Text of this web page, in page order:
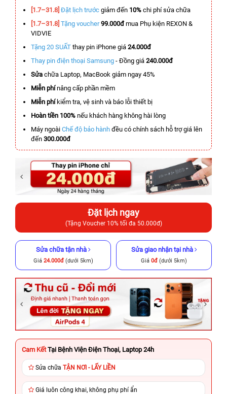
[1.7–31.8] Đặt lịch trước giảm đến 10% chi phí sửa chữa
[1.7–31.8] Tặng voucher 99.000đmua Phụ kiện REXON &
VIDVIE
Tặng 20 SUẤT thay pin iPhone giá 24.000đ
Thay pin điện thoại Samsung - Đồng giá 240.000đ
Sửa chữa Laptop, MacBook giảm ngay 45%
Miễn phínâng cấp phần mềm
Miễn phíkiểm tra, vệ sinh và báo lỗi thiết bị
Hoàn tiền 100% nếu khách hàng không hài lòng
Máy ngoài Chế độ bảo hành đều có chính sách hỗ trợ giá lên
đến 300.000đ
Đặt lịch ngay
(Tặng Voucher 10% tối đa 50.000đ)
Sửa chữa tận nhà
Giá 24.000đ(dưới 5km)
Sửa giao nhận tại nhà
Giá 0đ (dưới 5km)
Cam Kết Tại Bệnh Viện Điện Thoại, Laptop 24h
Sửa chữa TẬN NƠI - LẤY LIỀN
Giá luôn công khai, không phụ phí ẩn